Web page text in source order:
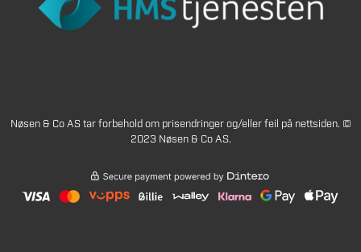
Nøsen & Co AS tar forbehold om prisendringer og/eller feil på nettsiden. ©
2023 Nøsen & Co AS.